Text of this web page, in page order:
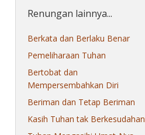
Renungan lainnya...
Berkata dan Berlaku Benar
Pemeliharaan Tuhan
Bertobat dan
Mempersembahkan Diri
Beriman dan Tetap Beriman
Kasih Tuhan tak Berkesudahan